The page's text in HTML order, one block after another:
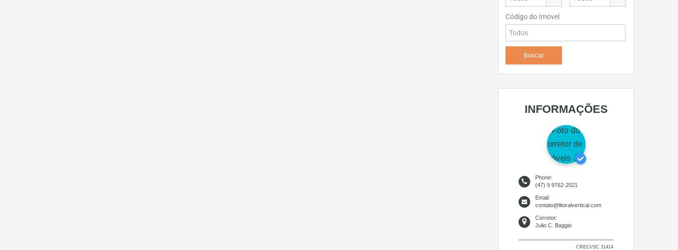
Código do Imóvel
INFORMAÇÕES
Phone:
(47) 9 9762-2021
Email:
contato@litoralvertical.com
Corretor:
Julio C. Baggio
CRECI/SC 31414